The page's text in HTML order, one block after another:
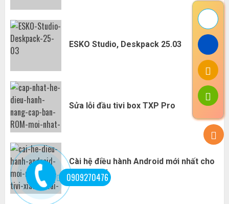
ESKO Studio, Deskpack 25.03
Sửa lỗi đầu tivi box TXP Pro
Cài hệ điều hành Android mới nhất cho
tivi xiaomi
0909270476